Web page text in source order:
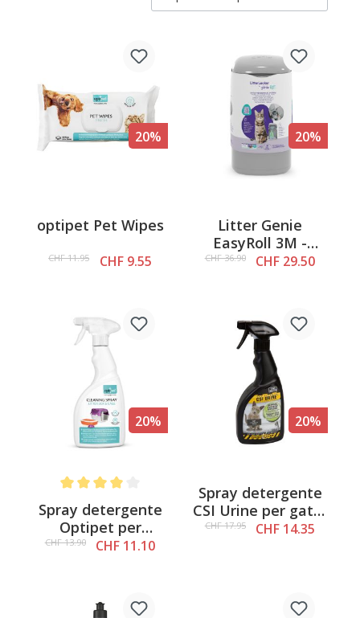
20%
optipet Pet Wipes
CHF 11.95 CHF 9.55
20%
Litter Genie
EasyRoll 3M -
Secchio per lo
CHF 36.90 CHF 29.50
20%
Average rating of 4 out of 5 stars
Spray detergente
Optipet per
scatole e gabbie,
CHF 13.90 CHF 11.10
20%
Spray detergente
CSI Urine per gatti,
500ml
CHF 17.95 CHF 14.35